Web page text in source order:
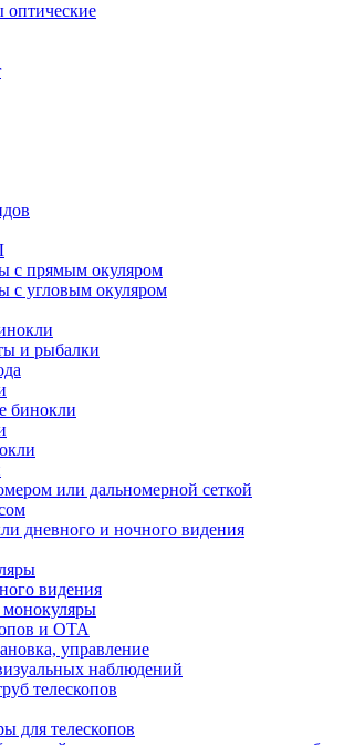
с прямым окуляром
с угловым окуляром
и рыбалки
бинокли
или дальномерной сеткой
дневного и ночного видения
видения
и ОТА
управление
наблюдений
телескопов
для телескопов